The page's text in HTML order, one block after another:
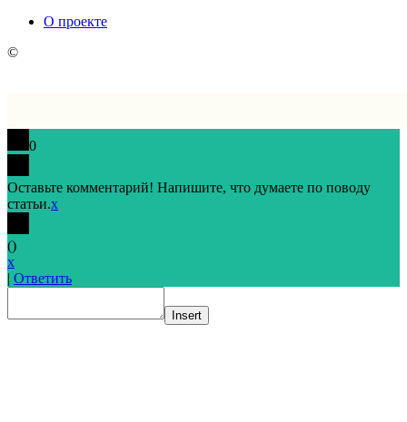
О проекте
©
0
Оставьте комментарий! Напишите, что думаете по поводу
статьи.x
()
x
Ответить
Insert